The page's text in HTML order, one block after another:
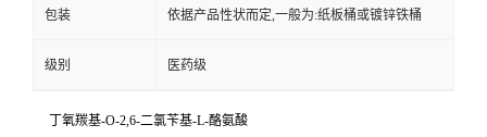
包装 依据产品性状而定,一般为:纸板桶或镀锌铁桶
级别 医药级
丁氧羰基-O-2,6-二氯苄基-L-酪氨酸